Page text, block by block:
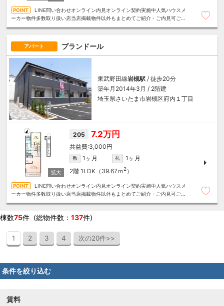
LINE問い合わせオンライン内見オンライン契約実施中人気ハウスメ
ーカー物件多数取り扱い店当店掲載物件以外もまとめてご紹介・ご内見可ご予
アパート プランドール
東武野田線岩槻駅 / 徒歩20分
築年月2014年3月 / 2階建
埼玉県さいたま市岩槻区府内１丁目
205 7.2万円
3,000円
敷 1ヶ月 礼
1ヶ月
2階 1LDK（39.67ｍ 2）
LINE問い合わせオンライン内見オンライン契約実施中人気ハウスメ
ーカー物件多数取り扱い店当店掲載物件以外もまとめてご紹介・ご内見可ご予
棟数75件 (総物件数： 137件)
1 2 3 4 次の20件>>
条件を絞り込む
賃料